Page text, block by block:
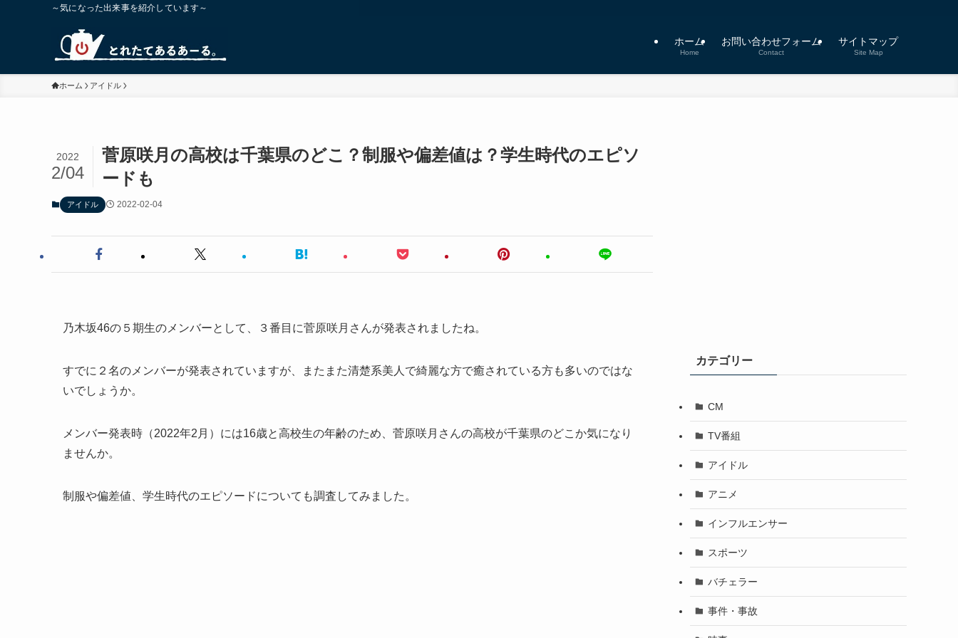
～気になった出来事を紹介しています～
ホーム
Home
お問い合わせフォーム
Contact
サイトマップ
Site Map
ホーム アイドル
菅原咲月の高校は千葉県のどこ？制服や偏差値は？学生時代のエピソ
ードも
2022
2/04
アイドル 2022-02-04
乃木坂46の５期生のメンバーとして、３番目に菅原咲月さんが発表されましたね。
すでに２名のメンバーが発表されていますが、またまた清楚系美人で綺麗な方で癒されている方も多いのではな
いでしょうか。
メンバー発表時（2022年2月）には16歳と高校生の年齢のため、菅原咲月さんの高校が千葉県のどこか気になり
ませんか。
制服や偏差値、学生時代のエピソードについても調査してみました。
カテゴリー
CM
TV番組
アイドル
アニメ
インフルエンサー
スポーツ
バチェラー
事件・事故